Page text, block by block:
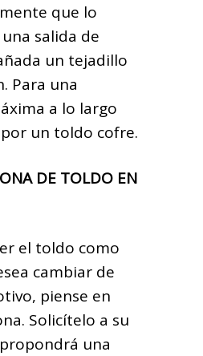
que lo
salida de
un tejadillo
Para una
a lo largo
un toldo cofre.
DE TOLDO EN
el toldo como
cambiar de
piense en
Solicítelo a su
una